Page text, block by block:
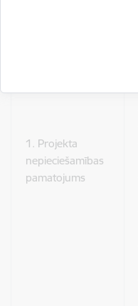
1. Projekta
nepieciešamības
pamatojums